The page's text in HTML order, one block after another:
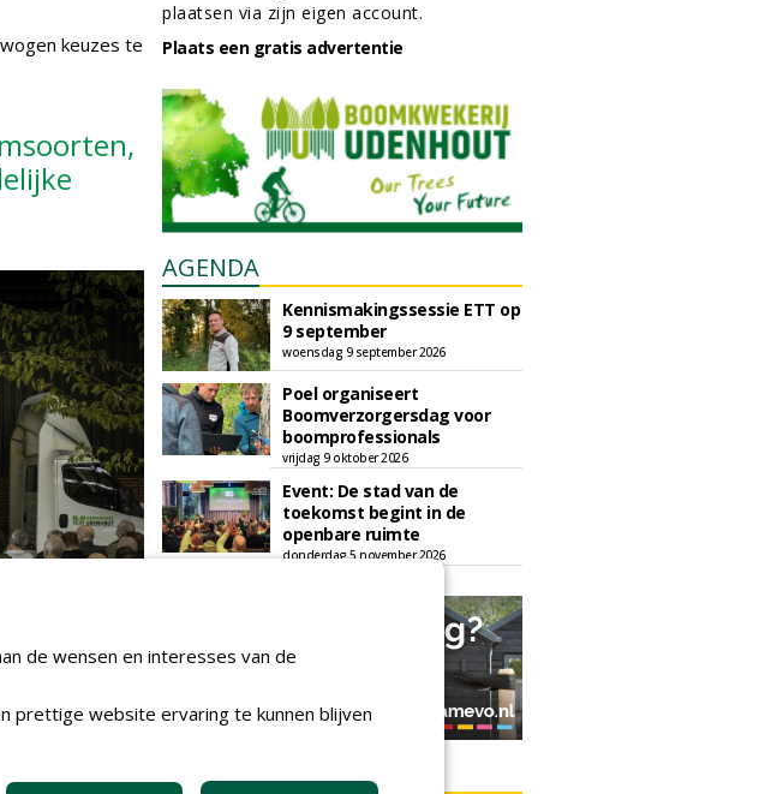
keuzes te
plaatsen via zijn eigen account.
Plaats een gratis advertentie
AGENDA
Kennismakingssessie ETT op
9 september
woensdag 9 september 2026
Poel organiseert
Boomverzorgersdag voor
boomprofessionals
vrijdag 9 oktober 2026
Event: De stad van de
toekomst begint in de
openbare ruimte
donderdag 5 november 2026
TENDERS
de wensen en interesses van de
prettige website ervaring te kunnen blijven